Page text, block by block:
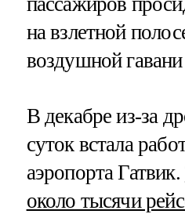
на взлетной
воздушной
В декабре из-за
суток встала
аэропорта Гатвик.
около тысячи